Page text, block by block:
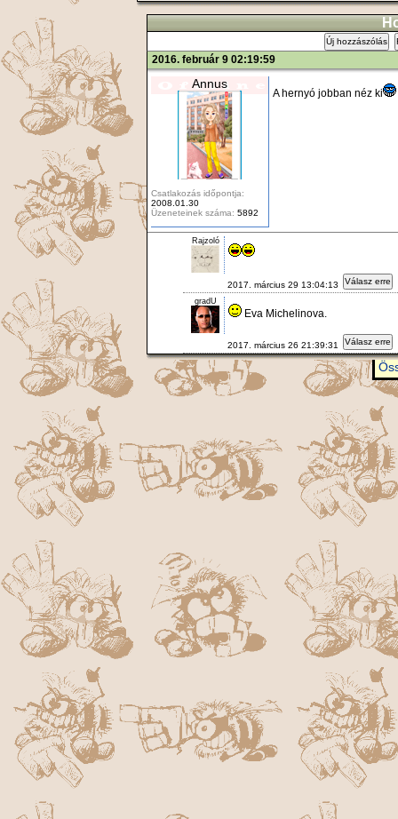
Új hozzászólás
2016. február 9 02:19:59
Annus
Csatlakozás időpontja:
2008.01.30
Üzeneteinek száma: 5892
A hernyó jobban néz ki
Rajzoló
2017. március 29 13:04:13 Válasz erre
gradU
Eva Michelinova.
2017. március 26 21:39:31 Válasz erre